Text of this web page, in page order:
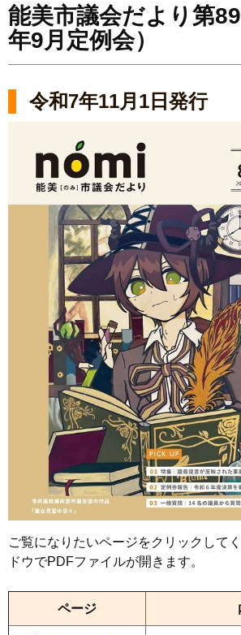
能美市議会だより第
年9月定例会）
令和7年11月1日発行
ご覧になりたいページをクリックして
ドウでPDFファイルが開きます。
ページ